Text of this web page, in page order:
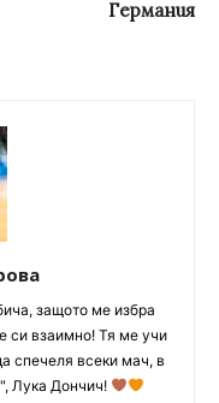
Германия
защото ме избра
си взаимно! Тя ме учи
спечеля всеки мач, в
Лука Дончич!